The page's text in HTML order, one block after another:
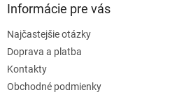
Informácie pre vás
Najčastejšie otázky
Doprava a platba
Kontakty
Obchodné podmienky